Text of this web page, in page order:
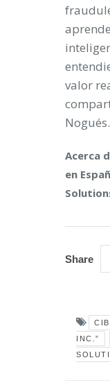
valor
Nogués.
Acerca
en
Share
INC.”